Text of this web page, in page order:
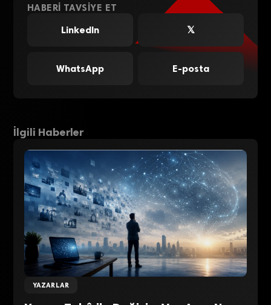
HABERI TAVSIYE ET
LinkedIn
𝕏
WhatsApp E-posta
İlgili Haberler
YAZARLAR